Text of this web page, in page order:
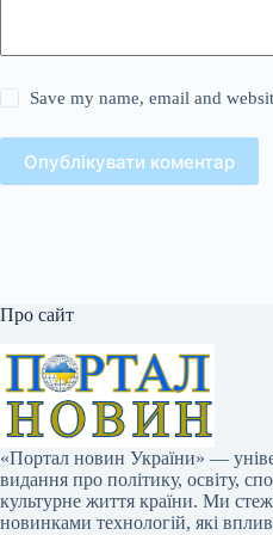
Save my name, email and
Опублікувати коментар
Про сайт
«Портал новин України» —
видання про політику, освіту,
культурне життя країни. Ми
новинками технологій, які